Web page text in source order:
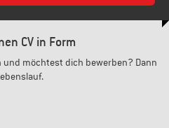
CV in Form
und möchtest dich bewerben? Dann